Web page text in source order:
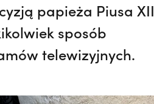
papieża Piusa XII
sposób
telewizyjnych.